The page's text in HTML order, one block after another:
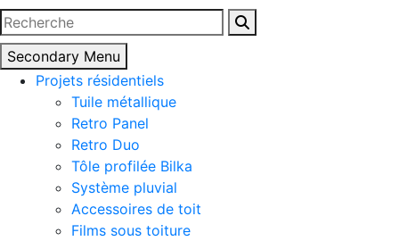
Rechercher :
Secondary Menu
Projets résidentiels
Tuile métallique
Retro Panel
Retro Duo
Tôle profilée Bilka
Système pluvial
Accessoires de toit
Films sous toiture